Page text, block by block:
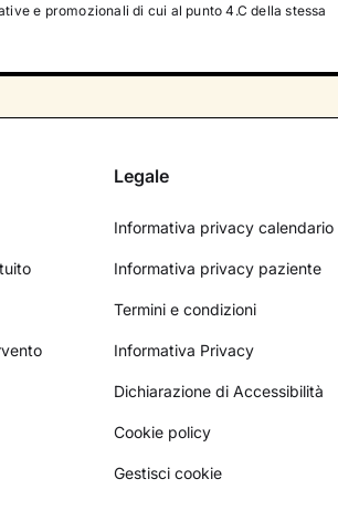
e promozionali di cui al punto 4.C della stessa
Legale
Informativa privacy calendario
Informativa privacy paziente
Termini e condizioni
Informativa Privacy
Dichiarazione di Accessibilità
Cookie policy
Gestisci cookie